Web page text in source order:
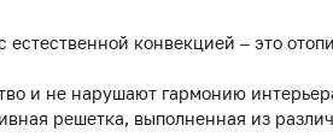
естественной конвекцией – это
и не нарушают гармонию
решетка, выполненная из